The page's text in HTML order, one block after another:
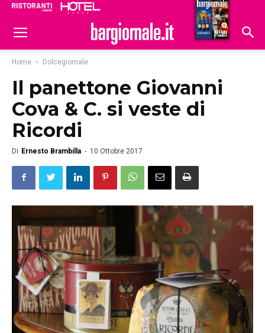
Hoteldomani
Home Dolcegiornale
Il panettone Giovanni
Cova & C. si veste di
Ricordi
Di Ernesto Brambilla - 10 Ottobre 2017